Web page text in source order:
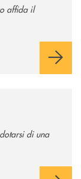
affida il
di una